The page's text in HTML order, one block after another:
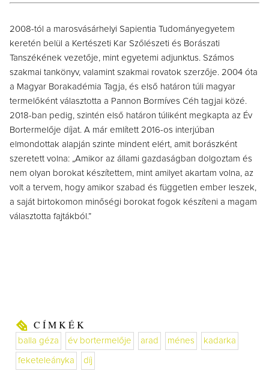
2008-tól a marosvásárhelyi Sapientia Tudományegyetem
keretén belül a Kertészeti Kar Szőlészeti és Borászati
Tanszékének vezetője, mint egyetemi adjunktus. Számos
szakmai tankönyv, valamint szakmai rovatok szerzője. 2004 óta
a Magyar Borakadémia Tagja, és első határon túli magyar
termelőként választotta a Pannon Bormíves Céh tagjai közé.
2018-ban pedig, szintén első határon túliként megkapta az Év
Bortermelője díjat. A már említett 2016-os interjúban
elmondottak alapján szinte mindent elért, amit borászként
szeretett volna: „Amikor az állami gazdaságban dolgoztam és
nem olyan borokat készítettem, mint amilyet akartam volna, az
volt a tervem, hogy amikor szabad és független ember leszek,
a saját birtokomon minőségi borokat fogok készíteni a magam
választotta fajtákból.”
CÍMKÉK
balla géza év bortermelője arad ménes kadarka
feketeleányka díj